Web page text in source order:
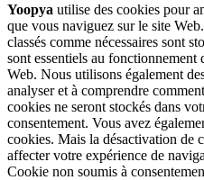
Yoopya utilise des cookies pour
que vous naviguez sur le site
classés comme nécessaires sont
sont essentiels au fonctionnement
Web. Nous utilisons également
analyser et à comprendre
cookies ne seront stockés dans
consentement. Vous avez
cookies. Mais la désactivation de
affecter votre expérience de
Cookie non soumis à